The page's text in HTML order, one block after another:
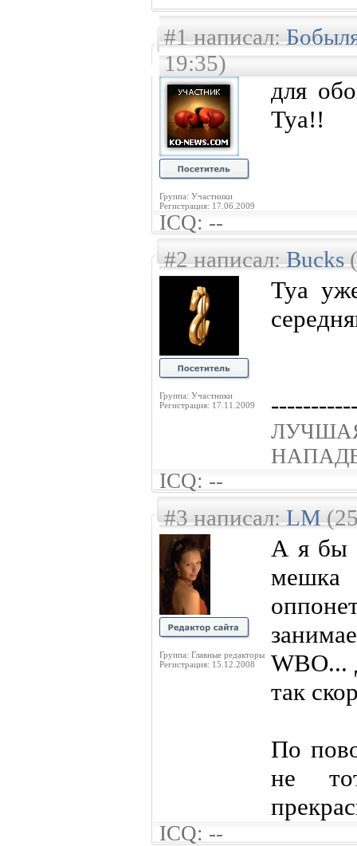
#1 написал:
19:35)
Группа: Участники
Регистрация: 17.06.2009
для
Туа!!
ICQ: --
#2 написал:Bucks
Группа: Участники
Регистрация: 17.11.2009
Туа
ICQ: --
#3 написал:LM
Группа: Главные редакторы
Регистрация: 15.12.2008
А я бы
мешка
WBO...
так
По
не
ICQ: --